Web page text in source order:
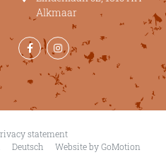
Alkmaar
statement
Deutsch Website by GoMotion